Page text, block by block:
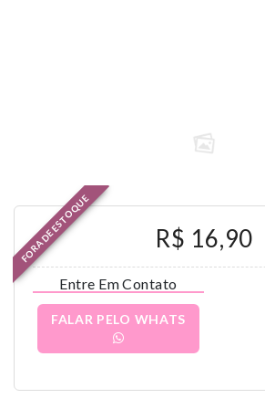
FORA DE ESTOQUE R$ 16,90
Entre Em Contato
FALAR PELO WHATS